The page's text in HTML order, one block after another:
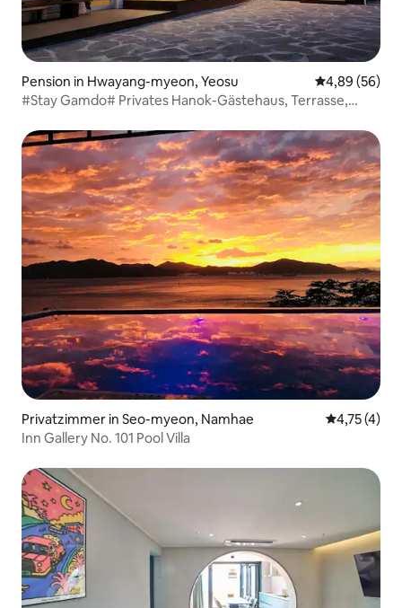
Pension in Hwayang-myeon, Yeosu
4,89 (56)
#Stay Gamdo# Privates Hanok-Gästehaus, Terrasse,
Haustiere erlaubt
Privatzimmer in Seo-myeon, Namhae
4,75 (4)
Inn Gallery No. 101 Pool Villa